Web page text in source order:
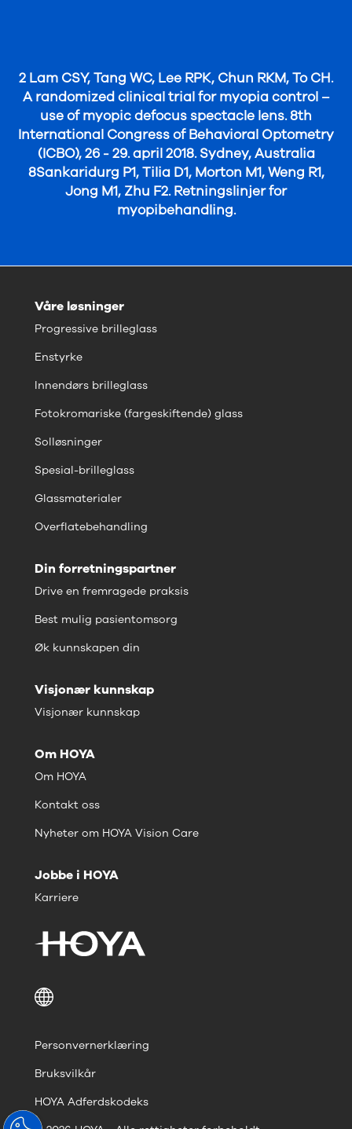
2 Lam CSY, Tang WC, Lee RPK, Chun RKM, To CH.
A randomized clinical trial for myopia control –
use of myopic defocus spectacle lens. 8th
International Congress of Behavioral Optometry
(ICBO), 26 - 29. april 2018. Sydney, Australia
8Sankaridurg P1, Tilia D1, Morton M1, Weng R1,
Jong M1, Zhu F2. Retningslinjer for
myopibehandling.
Våre løsninger
Progressive brilleglass
Enstyrke
Innendørs brilleglass
Fotokromariske (fargeskiftende) glass
Solløsninger
Spesial-brilleglass
Glassmaterialer
Overflatebehandling
Din forretningspartner
Drive en fremragede praksis
Best mulig pasientomsorg
Øk kunnskapen din
Visjonær kunnskap
Visjonær kunnskap
Om HOYA
Om HOYA
Kontakt oss
Nyheter om HOYA Vision Care
Jobbe i HOYA
Karriere
Personvernerklæring
Bruksvilkår
HOYA Adferdskodeks